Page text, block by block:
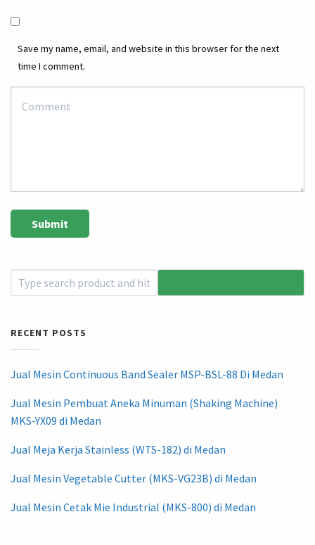
Save my name, email, and website in this browser for the next
time I comment.
RECENT POSTS
Jual Mesin Continuous Band Sealer MSP-BSL-88 Di Medan
Jual Mesin Pembuat Aneka Minuman (Shaking Machine)
MKS-YX09 di Medan
Jual Meja Kerja Stainless (WTS-182) di Medan
Jual Mesin Vegetable Cutter (MKS-VG23B) di Medan
Jual Mesin Cetak Mie Industrial (MKS-800) di Medan